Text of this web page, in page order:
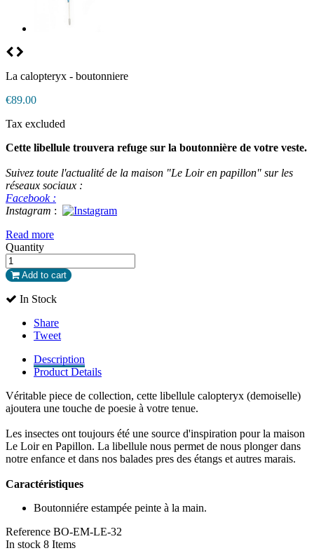
La calopteryx - boutonniere
€89.00
Tax excluded
Cette libellule trouvera refuge sur la boutonnière de votre veste.
Suivez toute l'actualité de la maison "Le Loir en papillon" sur les
réseaux sociaux :
Facebook :
Instagram :
Read more
Quantity
Add to cart
In Stock
Share
Tweet
Description
Product Details
Véritable piece de collection, cette libellule calopteryx (demoiselle)
ajoutera une touche de poesie à votre tenue.
Les insectes ont toujours été une source d'inspiration pour la maison
Le Loir en Papillon. La libellule nous permet de nous plonger dans
notre enfance et dans nos balades pres des étangs et autres marais.
Caractéristiques
Boutonniére estampée peinte à la main.
Reference BO-EM-LE-32
In stock 8 Items